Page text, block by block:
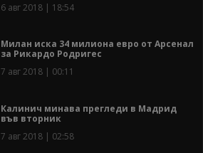
6 авг 2018 | 18:54
Милан иска 34 милиона евро от Арсенал
за Рикардо Родригес
7 авг 2018 | 00:11
Калинич минава прегледи в Мадрид
във вторник
7 авг 2018 | 02:58